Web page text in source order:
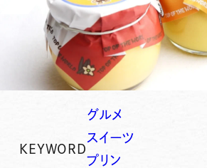
KEYWORD
グルメ
スイーツ
プリン